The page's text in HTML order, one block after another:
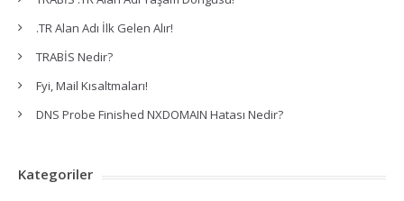
.TR Alan Adı İlk Gelen Alır!
TRABİS Nedir?
Fyi, Mail Kısaltmaları!
DNS Probe Finished NXDOMAIN Hatası Nedir?
Kategoriler